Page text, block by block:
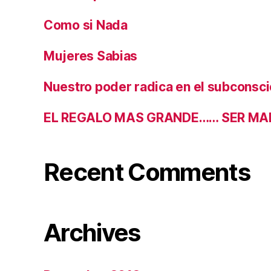
Como si Nada
Mujeres Sabias
Nuestro poder radica en el
EL REGALO MAS GRANDE…… SER
Recent Comments
Archives